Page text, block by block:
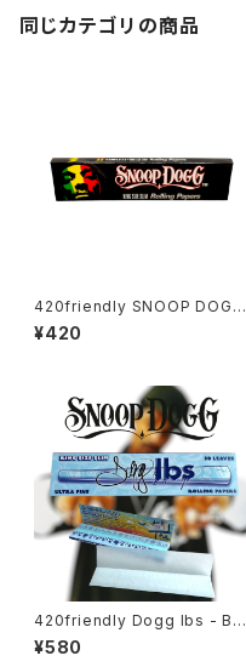
同じカテゴリの商品
420friendly SNOOP DOGG
- ローリングペーパー / KING S
IZE SLIM
¥420
420friendly Dogg lbs - Blu
e Paisley Rolling Papers /
King Size Slim・50枚入
¥580